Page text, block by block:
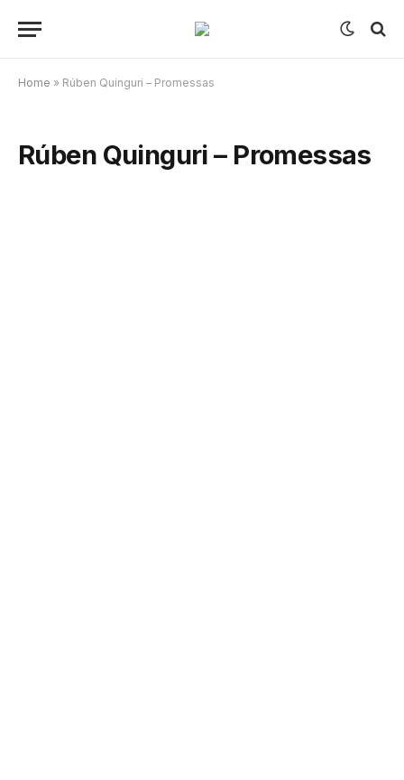
Home » Rúben Quinguri – Promessas
Rúben Quinguri – Promessas